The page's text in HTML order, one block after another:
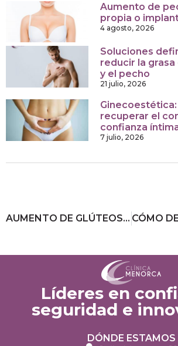
Aumento de
propia o
4 agosto, 2026
Soluciones
reducir la
y el pecho
21 julio, 2026
recuperar el
confianza
7 julio, 2026
AUMENTO DE GLÚTEOS CON GRASA O IMPLANTES, ¿CUÁL ES MEJOR?
Líderes en
seguridad e
DÓNDE ESTAMOS